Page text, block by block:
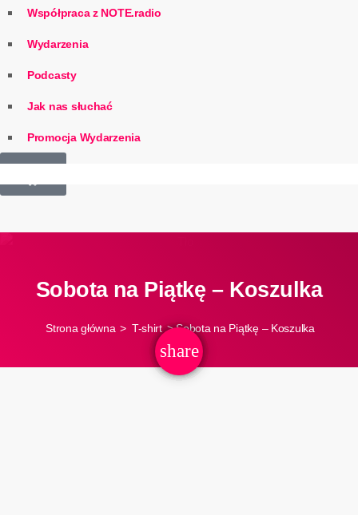
Współpraca z NOTE.radio
Wydarzenia
Podcasty
Jak nas słuchać
Promocja Wydarzenia
£0.00
Sobota na Piątkę – Koszulka
Strona główna > T-shirt> Sobota na Piątkę – Koszulka
share
email